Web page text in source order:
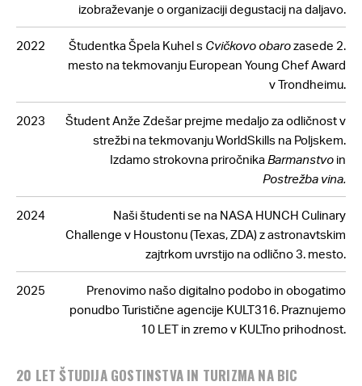
izobraževanje o organizaciji degustacij na daljavo.
2022 Študentka Špela Kuhel s Cvičkovo obarozasede 2.
mesto na tekmovanju European Young Chef Award
v Trondheimu.
2023
Študent Anže Zdešar prejme medaljo za odličnost v
strežbi na tekmovanju WorldSkills na Poljskem.
Izdamo strokovna priročnikaBarmanstvo in
Postrežba vina.
2024
Naši študenti se na NASA HUNCH Culinary
Challenge v Houstonu (Texas, ZDA) z astronavtskim
zajtrkom uvrstijo na odlično 3. mesto.
2025
Prenovimo našo digitalno podobo in obogatimo
ponudbo Turistične agencije KULT316. Praznujemo
10 LET in zremo v KULTno prihodnost.
20 LET ŠTUDIJA GOSTINSTVA IN TURIZMA NA BIC